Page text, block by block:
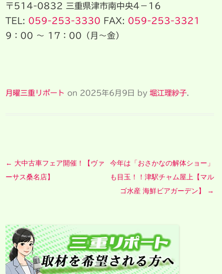
〒514-0832 三重県津市南中央4−16
TEL: 059-253-3330 FAX: 059-253-3321
9：00 ～ 17：00（月〜金）
月曜三重リポート on 2025年6月9日 by 堀江理紗子.
Post navigation
← 大中古車フェア開催！【ヴァ
ーサス桑名店】
今年は「おさかなの解体ショー」
も目玉！！津駅チャム屋上【マル
ゴ水産 海鮮ビアガーデン】 →